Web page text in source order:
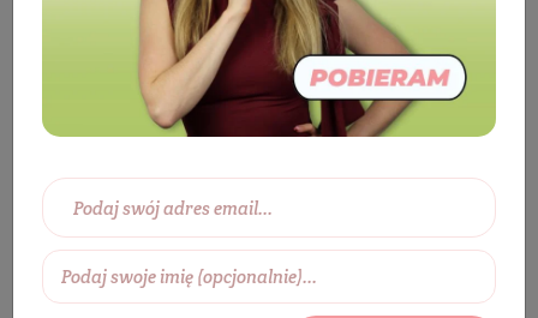
Szukana przez Ciebie
promocja nie jest już
aktualna